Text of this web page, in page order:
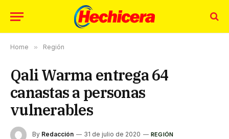
Home » Región
Qali Warma entrega 64
canastas a personas
vulnerables
By Redacción 31 de julio de 2020 REGIÓN